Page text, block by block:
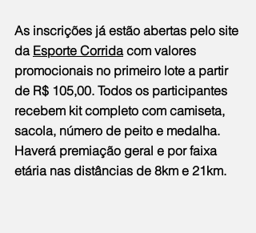
As inscrições já estão abertas pelo site
da Esporte Corrida com valores
promocionais no primeiro lote a partir
de R$ 105,00. Todos os participantes
recebem kit completo com camiseta,
sacola, número de peito e medalha.
Haverá premiação geral e por faixa
etária nas distâncias de 8km e 21km.